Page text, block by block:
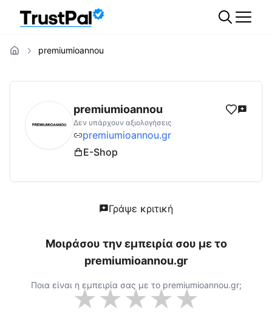
premiumioannou
premiumioannou.grΑξιολογήσεις | Δες
premiumioannou
Δεν υπάρχουν αξιολογήσεις
premiumioannou.gr
E-Shop
Γράψε κριτική
Μοιράσου την εμπειρία σου με το
premiumioannou.gr
Ποια είναι η εμπειρία σας με το premiumioannou.gr;
★★★★★